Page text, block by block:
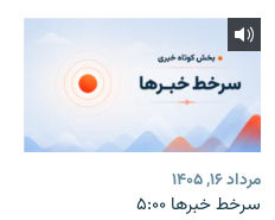
مرداد ۱۶, ۱۴۰۵
سرخط خبرها ۵:۰۰